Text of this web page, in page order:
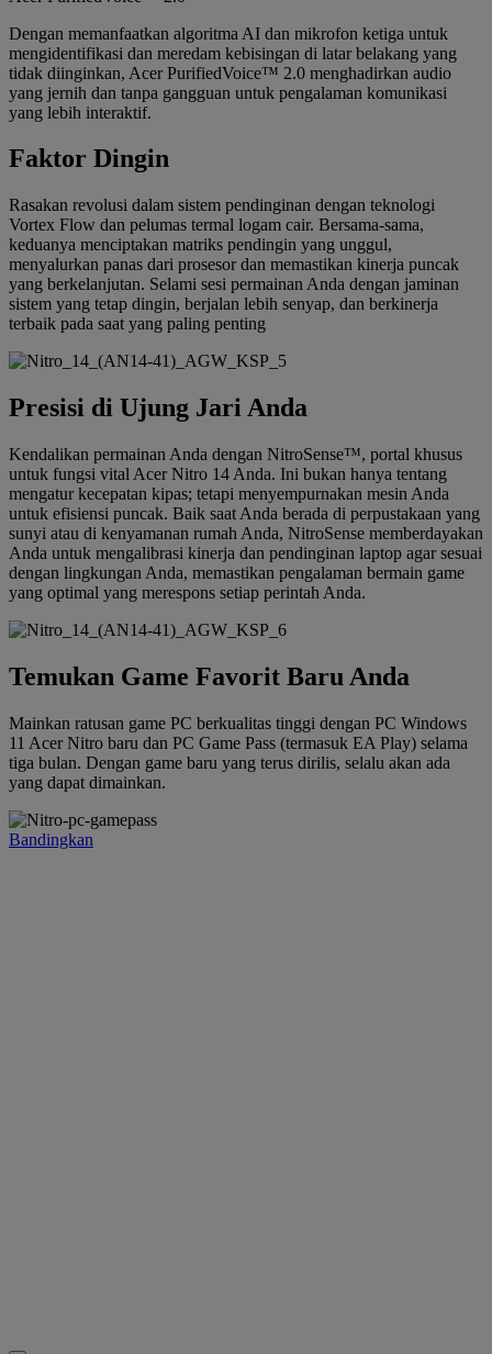
Dengan memanfaatkan algoritma AI dan mikrofon ketiga untuk
mengidentifikasi dan meredam kebisingan di latar belakang yang
tidak diinginkan, Acer PurifiedVoice™ 2.0 menghadirkan audio
yang jernih dan tanpa gangguan untuk pengalaman komunikasi
yang lebih interaktif.
Faktor Dingin
Rasakan revolusi dalam sistem pendinginan dengan teknologi
Vortex Flow dan pelumas termal logam cair. Bersama-sama,
keduanya menciptakan matriks pendingin yang unggul,
menyalurkan panas dari prosesor dan memastikan kinerja puncak
yang berkelanjutan. Selami sesi permainan Anda dengan jaminan
sistem yang tetap dingin, berjalan lebih senyap, dan berkinerja
terbaik pada saat yang paling penting
Presisi di Ujung Jari Anda
Kendalikan permainan Anda dengan NitroSense™, portal khusus
untuk fungsi vital Acer Nitro 14 Anda. Ini bukan hanya tentang
mengatur kecepatan kipas; tetapi menyempurnakan mesin Anda
untuk efisiensi puncak. Baik saat Anda berada di perpustakaan yang
sunyi atau di kenyamanan rumah Anda, NitroSense memberdayakan
Anda untuk mengalibrasi kinerja dan pendinginan laptop agar sesuai
dengan lingkungan Anda, memastikan pengalaman bermain game
yang optimal yang merespons setiap perintah Anda.
Temukan Game Favorit Baru Anda
Mainkan ratusan game PC berkualitas tinggi dengan PC Windows
11 Acer Nitro baru dan PC Game Pass (termasuk EA Play) selama
tiga bulan. Dengan game baru yang terus dirilis, selalu akan ada
yang dapat dimainkan.
Bandingkan